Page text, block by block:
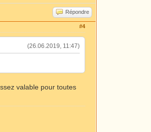
Répondre
#4
(26.06.2019, 11:47)
valable pour toutes